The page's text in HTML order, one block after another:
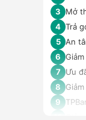
3
Mở
4 Trả
5 An
6
7 Ưu
8
9